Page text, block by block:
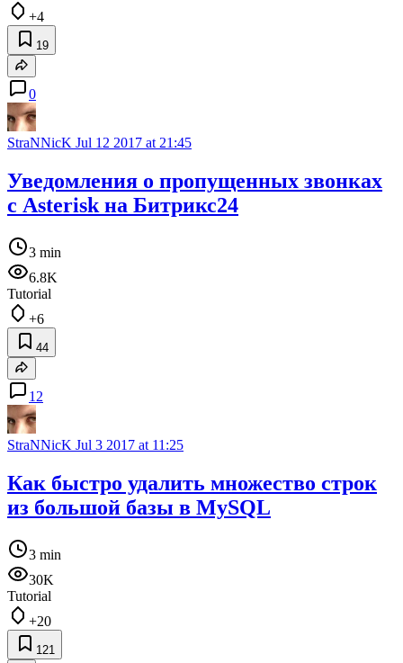
+4
19
0
StraNNicK Jul 12 2017 at 21:45
Уведомления о пропущенных звонках
с Asterisk на Битрикс24
3 min
6.8K
Tutorial
+6
44
12
StraNNicK Jul 3 2017 at 11:25
Как быстро удалить множество строк
из большой базы в MySQL
3 min
30K
Tutorial
+20
121